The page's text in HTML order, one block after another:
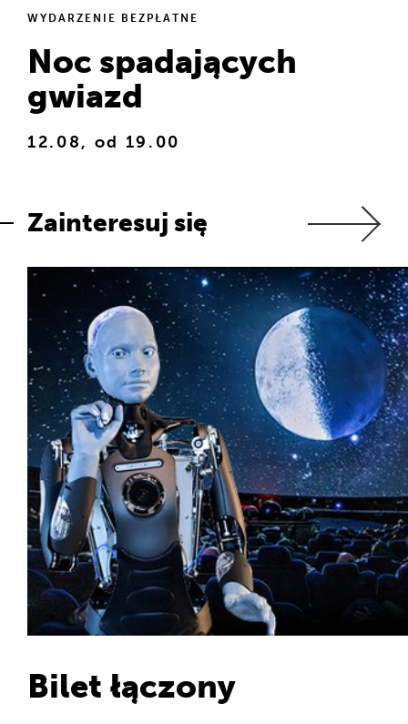
WYDARZENIE BEZPŁATNE
Noc spadających
gwiazd
12.08, od 19.00
Zainteresuj się
Bilet łączony